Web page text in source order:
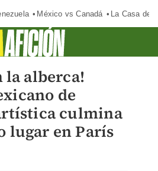
México vs Canadá La Casa de
la alberca!
de
culmina
lugar en París